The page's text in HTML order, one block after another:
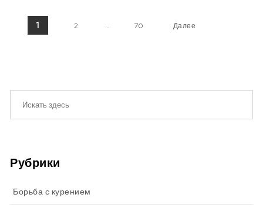
Пагинация записей
1 2 … 70 Далее
Рубрики
Борьба с курением